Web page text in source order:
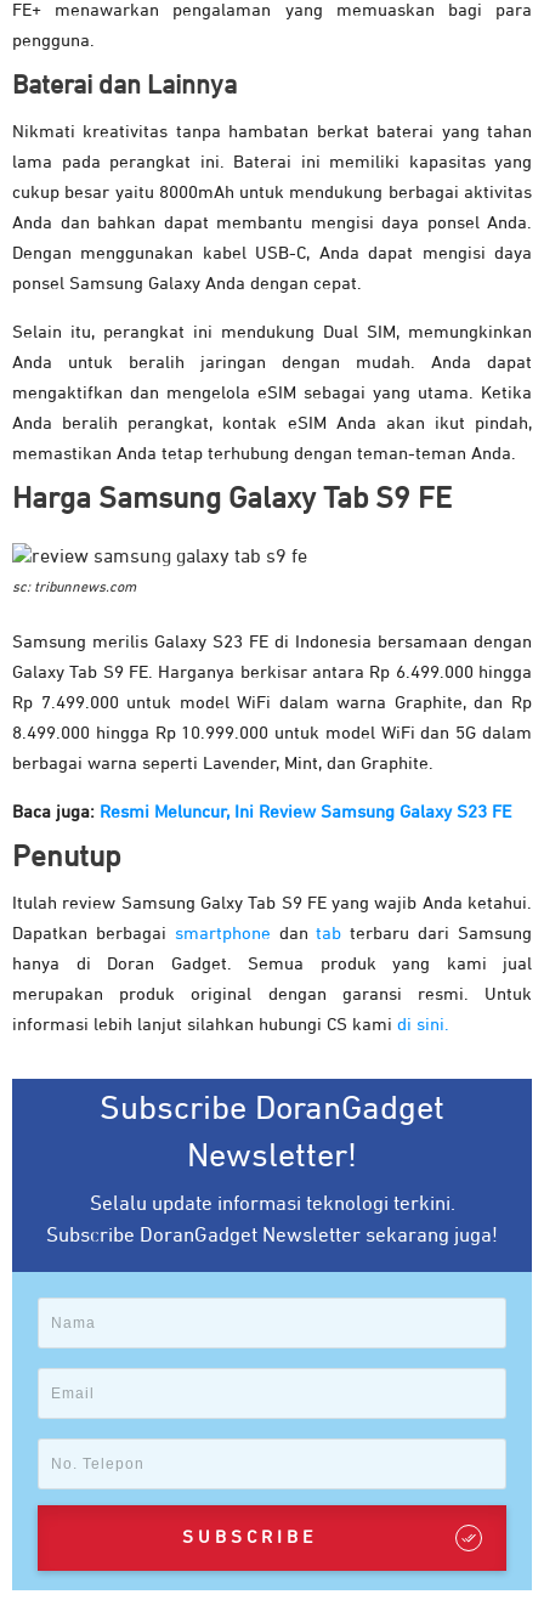
FE+ menawarkan pengalaman yang memuaskan bagi para
pengguna.
Baterai dan Lainnya
Nikmati kreativitas tanpa hambatan berkat baterai yang tahan
lama pada perangkat ini. Baterai ini memiliki kapasitas yang
cukup besar yaitu 8000mAh untuk mendukung berbagai aktivitas
Anda dan bahkan dapat membantu mengisi daya ponsel Anda.
Dengan menggunakan kabel USB-C, Anda dapat mengisi daya
ponsel Samsung Galaxy Anda dengan cepat.
Selain itu, perangkat ini mendukung Dual SIM, memungkinkan
Anda untuk beralih jaringan dengan mudah. Anda dapat
mengaktifkan dan mengelola eSIM sebagai yang utama. Ketika
Anda beralih perangkat, kontak eSIM Anda akan ikut pindah,
memastikan Anda tetap terhubung dengan teman-teman Anda.
Harga Samsung Galaxy Tab S9 FE
sc: tribunnews.com
Samsung merilis Galaxy S23 FE di Indonesia bersamaan dengan
Galaxy Tab S9 FE. Harganya berkisar antara Rp 6.499.000 hingga
Rp 7.499.000 untuk model WiFi dalam warna Graphite, dan Rp
8.499.000 hingga Rp 10.999.000 untuk model WiFi dan 5G dalam
berbagai warna seperti Lavender, Mint, dan Graphite.
Baca juga: Resmi Meluncur, Ini Review Samsung Galaxy S23 FE
Penutup
Itulah review Samsung Galxy Tab S9 FE yang wajib Anda ketahui.
Dapatkan berbagai smartphone dan tabterbaru dari Samsung
hanya di Doran Gadget. Semua produk yang kami jual
merupakan produk original dengan garansi resmi. Untuk
informasi lebih lanjut silahkan hubungi CS kami di sini.
Subscribe DoranGadget
Newsletter!
Selalu update informasi teknologi terkini.
Subscribe DoranGadget Newsletter sekarang juga!
SUBSCRIBE